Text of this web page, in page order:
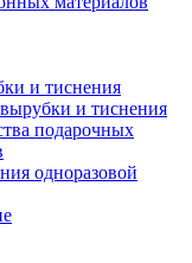
и тиснения
и тиснения
подарочных
одноразовой